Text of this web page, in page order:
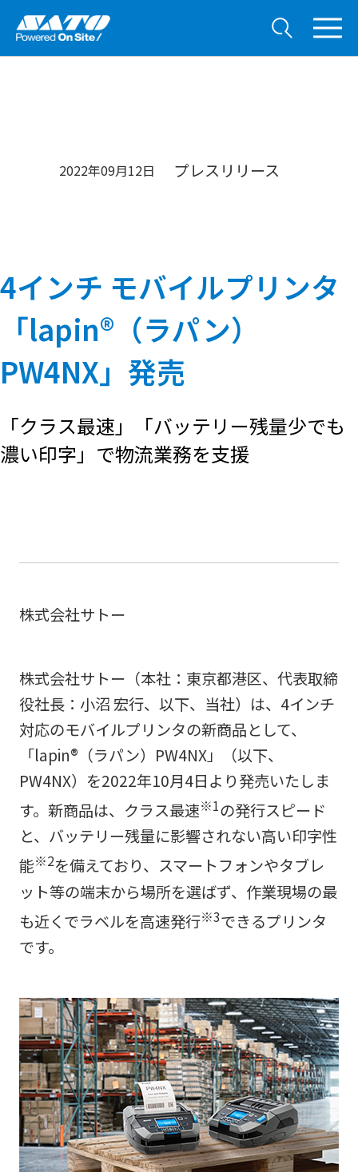
2022年09月12日 プレスリリース
4インチ モバイルプリンタ
「lapin®（ラパン）
PW4NX」発売
「クラス最速」「バッテリー残量少でも
濃い印字」で物流業務を支援
株式会社サトー
株式会社サトー（本社：東京都港区、代表取締
役社長：小沼 宏行、以下、当社）は、4インチ
対応のモバイルプリンタの新商品として、
「lapin®（ラパン）PW4NX」（以下、
PW4NX）を2022年10月4日より発売いたしま
す。新商品は、クラス最速※1の発行スピード
と、バッテリー残量に影響されない高い印字性
能※2を備えており、スマートフォンやタブレ
ット等の端末から場所を選ばず、作業現場の最
も近くでラベルを高速発行※3できるプリンタ
です。